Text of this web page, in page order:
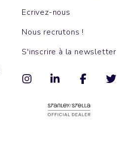
Ecrivez-nous
Nous recrutons !
S'inscrire à la newsletter